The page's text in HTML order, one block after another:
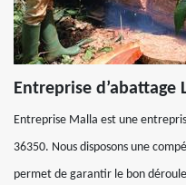
Entreprise d’abattage
Entreprise Malla est une
36350. Nous disposons une
permet de garantir le bon